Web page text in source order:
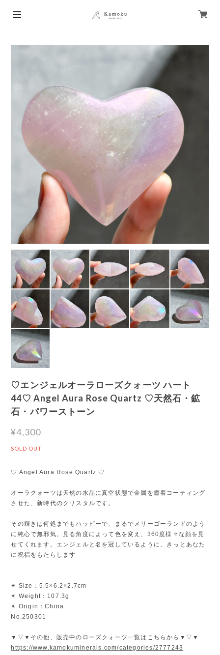
♡エンジェルオーラローズクォーツ ハート
44♡ Angel Aura Rose Quartz ♡天然石・鉱
石・パワーストーン
¥4,300
SOLD OUT
♡ Angel Aura Rose Quartz ♡
オーラクォーツは天然の水晶に真空状態で金属を癒着コーティング
させた、新時代のクリスタルです。
その輝きは何処までもハッピーで、まるでメリーゴーランドのよう
に純心で無邪気。見る角度によって色を変え、360度様々な顔を見
せてくれます。エンジェルと名を冠しているように、きっとあなた
に祝福をもたらします
✴︎ Size：5.5×6.2×2.7cm
✴︎ Weight：107.3g
✴︎ Origin：China
No.250301
▼▽▼その他、販売中のローズクォーツ一覧はこちらから▼▽▼
https://www.kamokuminerals.com/categories/2777243